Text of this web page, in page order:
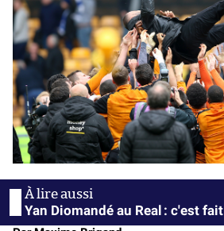
Yan Diomandé au Real : c'est fait